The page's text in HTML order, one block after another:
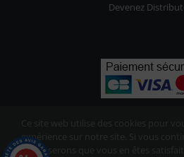
Devenez
Ce site web utilise des cookies pour
expérience sur notre site. Si vous
supposerons que vous en êtes satisfait.